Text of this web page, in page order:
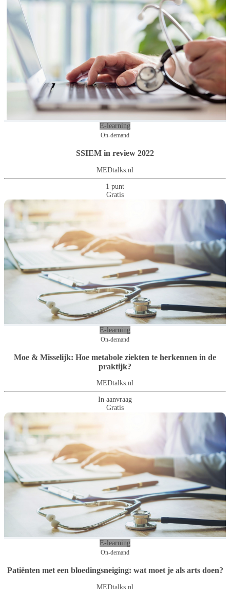
E-learning
On-demand
SSIEM in review 2022
MEDtalks.nl
1 punt
Gratis
E-learning
On-demand
Moe & Misselijk: Hoe metabole ziekten te herkennen in de
praktijk?
MEDtalks.nl
In aanvraag
Gratis
E-learning
On-demand
Patiënten met een bloedingsneiging: wat moet je als arts doen?
MEDtalks.nl